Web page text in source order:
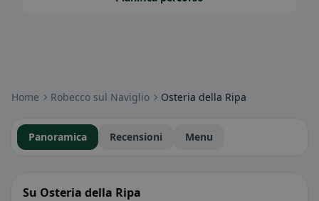
Home Robecco sul Naviglio Osteria della Ripa
Panoramica Recensioni Menu
Su Osteria della Ripa